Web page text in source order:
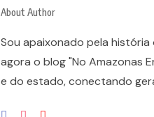
About Author
Sou apaixonado pela história
agora o blog "No Amazonas
e do estado, conectando